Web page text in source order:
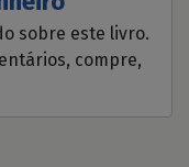
sobre este livro.
compre,